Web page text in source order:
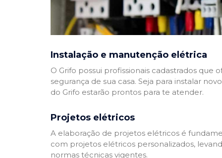
Instalação e manutenção elétrica
O Grifo possui profissionais cadastrados
segurança de sua casa. Seja para instalar
do Grifo estarão prontos para te atender.
Projetos elétricos
A elaboração de projetos elétricos é
com projetos elétricos personalizados,
normas técnicas vigentes.